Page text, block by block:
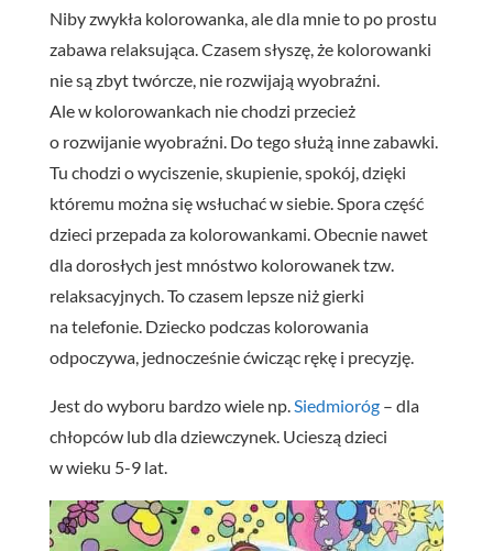
Niby zwykła kolorowanka, ale dla mnie to po prostu
zabawa relaksująca. Czasem słyszę, że kolorowanki
nie są zbyt twórcze, nie rozwijają wyobraźni.
Ale w kolorowankach nie chodzi przecież
o rozwijanie wyobraźni. Do tego służą inne zabawki.
Tu chodzi o wyciszenie, skupienie, spokój, dzięki
któremu można się wsłuchać w siebie. Spora część
dzieci przepada za kolorowankami. Obecnie nawet
dla dorosłych jest mnóstwo kolorowanek tzw.
relaksacyjnych. To czasem lepsze niż gierki
na telefonie. Dziecko podczas kolorowania
odpoczywa, jednocześnie ćwicząc rękę i precyzję.
Jest do wyboru bardzo wiele np.Siedmioróg– dla
chłopców lub dla dziewczynek. Ucieszą dzieci
w wieku 5-9 lat.